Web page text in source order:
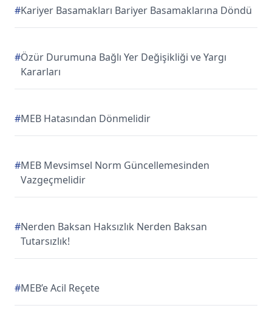
#Kariyer Basamakları Bariyer Basamaklarına Döndü
#Özür Durumuna Bağlı Yer Değişikliği ve Yargı
Kararları
#MEB Hatasından Dönmelidir
#MEB Mevsimsel Norm Güncellemesinden
Vazgeçmelidir
#Nerden Baksan Haksızlık Nerden Baksan
Tutarsızlık!
#MEB’e Acil Reçete